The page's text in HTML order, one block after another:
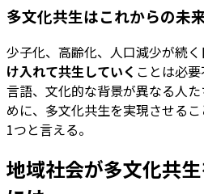
多文化共生はこれからの未
少子化、高齢化、人口減少が続く
け入れて共生していく ことは必
言語、文化的な背景が異なる人
めに、多文化共生を実現させる
1つと言える。
地域社会が多文化共